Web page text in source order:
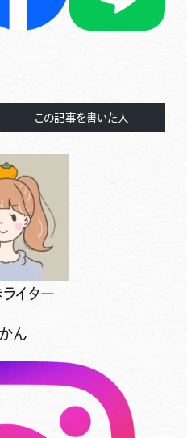
この記事を書いた人
イター
ん